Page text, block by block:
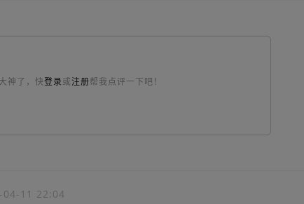
神了，快登录或注册帮我点评一下吧！
04-11 22:04